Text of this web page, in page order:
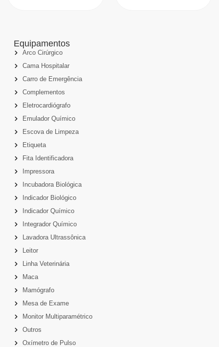
Equipamentos
Arco Cirúrgico
Cama Hospitalar
Carro de Emergência
Complementos
Eletrocardiógrafo
Emulador Químico
Escova de Limpeza
Etiqueta
Fita Identificadora
Impressora
Incubadora Biológica
Indicador Biológico
Indicador Químico
Integrador Químico
Lavadora Ultrassônica
Leitor
Linha Veterinária
Maca
Mamógrafo
Mesa de Exame
Monitor Multiparamétrico
Outros
Oxímetro de Pulso